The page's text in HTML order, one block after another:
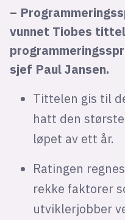
–
vunnet Tiobes
sjef Paul Jansen.
Tittelen gis til
hatt den
løpet av ett år.
Ratingen
rekke faktorer
utviklerjobber